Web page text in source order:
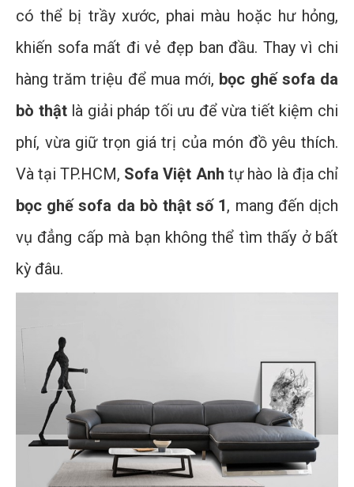
có thể bị trầy xước, phai màu hoặc hư hỏng,
khiến sofa mất đi vẻ đẹp ban đầu. Thay vì chi
hàng trăm triệu để mua mới, bọc ghế sofa da
bò thậtlà giải pháp tối ưu để vừa tiết kiệm chi
phí, vừa giữ trọn giá trị của món đồ yêu thích.
Và tại TP.HCM, Sofa Việt Anh tự hào là địa chỉ
bọc ghế sofa da bò thật số 1, mang đến dịch
vụ đẳng cấp mà bạn không thể tìm thấy ở bất
kỳ đâu.